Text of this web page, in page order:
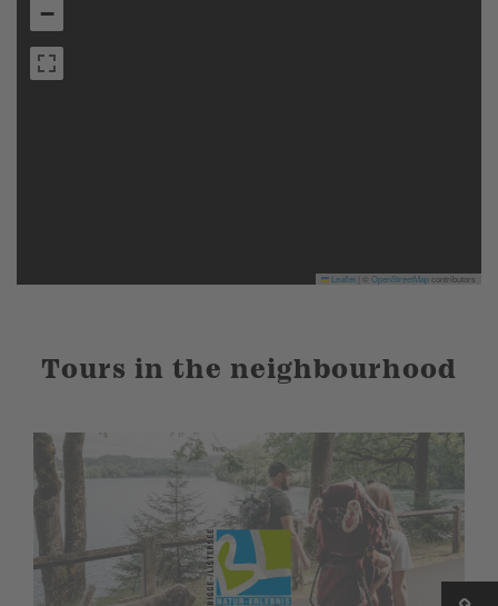
−
Leaflet OpenStreetMapcontributors
Tours in the neighbourhood